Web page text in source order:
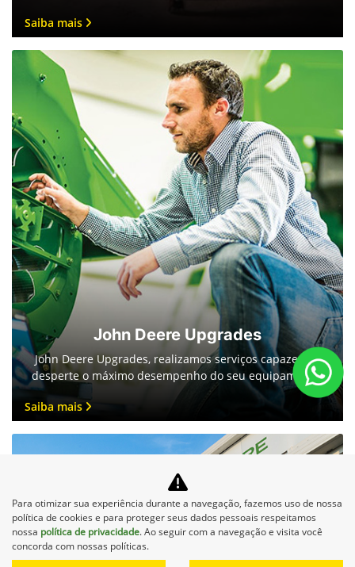
Saiba mais
John Deere Upgrades
John Deere Upgrades, realizamos serviços capazes de
desperte o máximo desempenho do seu equipamento.
Saiba mais
Financiamento
Para otimizar sua experiência durante a navegação, fazemos uso de nossa
política de cookies e para proteger seus dados pessoais respeitamos
nossa política de privacidade. Ao seguir com a navegação e visita você
concorda com nossas políticas.